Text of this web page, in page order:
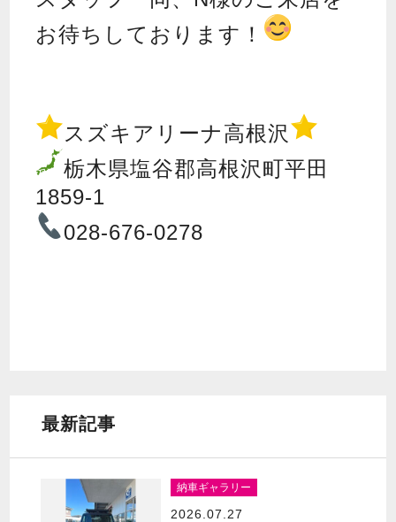
お待ちしております！
スズキアリーナ高根沢
栃木県塩谷郡高根沢町平田
1859-1
028-676-0278
最新記事
納車ギャラリー
2026.07.27